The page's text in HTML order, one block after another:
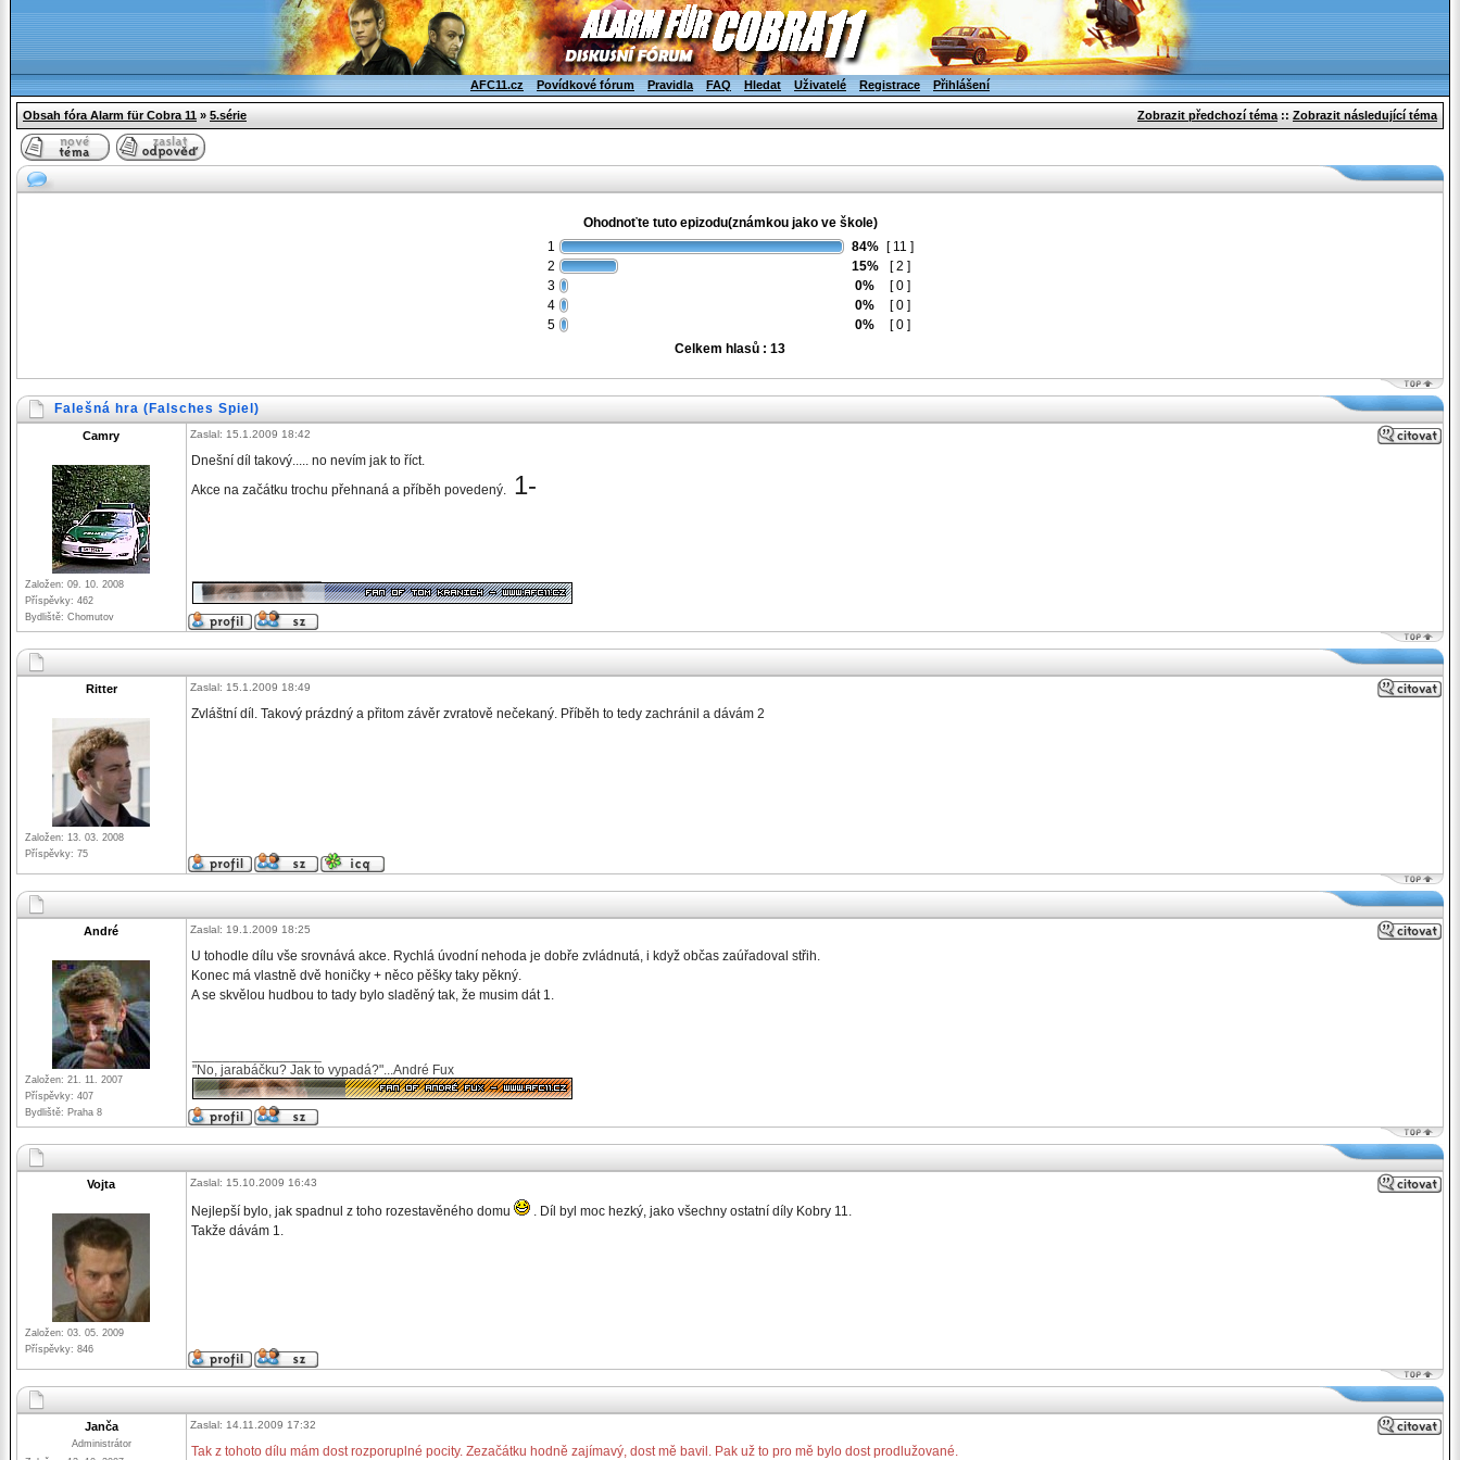
AFC11.cz Povídkové fórum Pravidla FAQ Hledat Uživatelé Registrace Přihlášení
Obsah fóra Alarm für Cobra 11 » 5.série Zobrazit předchozí téma :: Zobrazit následující téma
Ohodnoťte tuto epizodu(známkou jako ve škole)
1
84% [ 11 ]
2
15%
[ 2 ]
3
0%
[ 0 ]
4
0%
[ 0 ]
5
0%
[ 0 ]
Celkem hlasů : 13
Falešná hra (Falsches Spiel)
Camry
Založen: 09. 10. 2008
Příspěvky: 462
Bydliště: Chomutov
Zaslal: 15.1.2009 18:42
Dnešní díl takový..... no nevím jak to říct.
Akce na začátku trochu přehnaná a příběh povedený. 1-
Ritter
Založen: 13. 03. 2008
Příspěvky: 75
Zaslal: 15.1.2009 18:49
Zvláštní díl. Takový prázdný a přitom závěr zvratově nečekaný. Příběh to tedy zachránil a dávám 2
André
Založen: 21. 11. 2007
Příspěvky: 407
Bydliště: Praha 8
Zaslal: 19.1.2009 18:25
U tohodle dílu vše srovnává akce. Rychlá úvodní nehoda je dobře zvládnutá, i když občas zaúřadoval střih.
Konec má vlastně dvě honičky + něco pěšky taky pěkný.
A se skvělou hudbou to tady bylo sladěný tak, že musim dát 1.
"No, jarabáčku? Jak to vypadá?"...André Fux
Vojta
Založen: 03. 05. 2009
Příspěvky: 846
Zaslal: 15.10.2009 16:43
Nejlepší bylo, jak spadnul z toho rozestavěného domu
. Díl byl moc hezký, jako všechny ostatní díly Kobry 11.
Takže dávám 1.
Janča
Administrátor
Zaslal: 14.11.2009 17:32
Tak z tohoto dílu mám dost rozporuplné pocity. Zezačátku hodně zajímavý, dost mě bavil. Pak už to pro mě bylo dost prodlužované.